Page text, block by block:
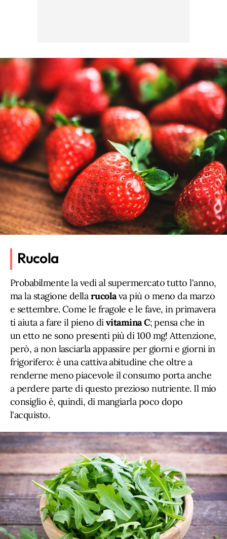
Rucola
Probabilmente la vedi al supermercato tutto l'anno,
ma la stagione dellarucolava più o meno da marzo
e settembre. Come le fragole e le fave, in primavera
ti aiuta a fare il pieno divitamina C; pensa che in
un etto ne sono presenti più di 100 mg! Attenzione,
però, a non lasciarla appassire per giorni e giorni in
frigorifero: è una cattiva abitudine che oltre a
renderne meno piacevole il consumo porta anche
a perdere parte di questo prezioso nutriente. Il mio
consiglio è, quindi, di mangiarla poco dopo
l'acquisto.